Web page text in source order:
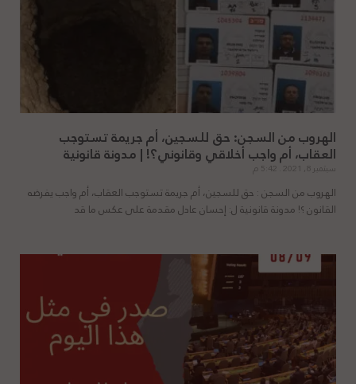
الهروب من السجن: حق للسجين، أم جريمة تستوجب
العقاب، أم واجب أخلاقي وقانوني؟! | مدونة قانونية
سبتمبر 8, 2021
الهروب من السجن : حق للسجين، أم جريمة تستوجب العقاب، أم واجب يفرضه
القانون ؟! مدونة قانونية ل: إحسان عادل مقدمة على عكس ما قد